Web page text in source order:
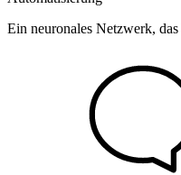
Ein neuronales Netzwerk,